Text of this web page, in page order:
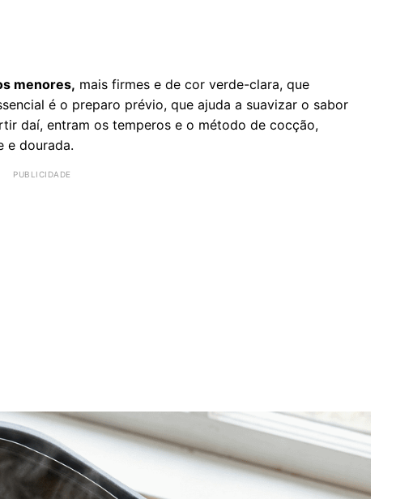
menores, mais firmes e de cor verde-clara, que
é o preparo prévio, que ajuda a suavizar o sabor
daí, entram os temperos e o método de cocção,
e dourada.